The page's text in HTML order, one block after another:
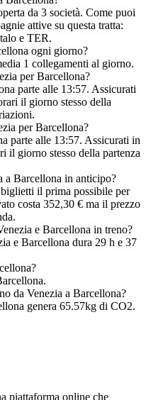
da 3 società. Come puoi
attive su questa tratta:
e TER.
ogni giorno?
1 collegamenti al giorno.
per Barcellona?
parte alle 13:57. Assicurati
il giorno stesso della
per Barcellona?
parte alle 13:57. Assicurati in
il giorno stesso della partenza
a Barcellona in anticipo?
il prima possibile per
costa 352,30 € ma il prezzo
e Barcellona in treno?
e Barcellona dura 29 h e 37
da Venezia a Barcellona?
genera 65.57kg di CO2.
piattaforma online che